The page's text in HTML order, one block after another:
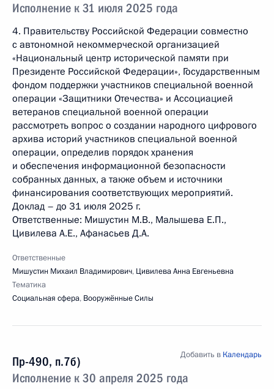
Исполнение к 31 июля 2025 года
4. Правительству Российской Федерации совместно
с автономной некоммерческой организацией
«Национальный центр исторической памяти при
Президенте Российской Федерации», Государственным
фондом поддержки участников специальной военной
операции «Защитники Отечества» и Ассоциацией
ветеранов специальной военной операции
рассмотреть вопрос о создании народного цифрового
архива историй участников специальной военной
операции, определив порядок хранения
и обеспечения информационной безопасности
собранных данных, а также объем и источники
финансирования соответствующих мероприятий.
Доклад – до 31 июля 2025 г.
Ответственные: Мишустин М.В., Малышева Е.П.,
Цивилева А.Е., Афанасьев Д.А.
Ответственные
Мишустин Михаил Владимирович, Цивилева Анна Евгеньевна
Тематика
Социальная сфера, Вооружённые Силы
Пр-490, п.7б)
Исполнение к 30 апреля 2025 года
Добавить в Календарь